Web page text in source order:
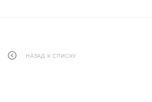
НАЗАД К СПИСКУ